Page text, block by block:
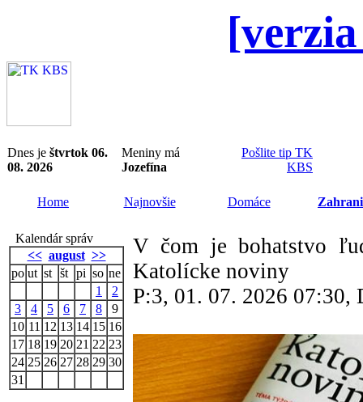
Dnes je štvrtok 06.
08. 2026
Meniny má
Jozefína
Pošlite tip TK
KBS
Home Najnovšie Domáce
Kalendár správ
<< august >>
po ut st št pi so ne
1
2
3
4 5 6 7 8
9
10 11 12 13 14 15 16
17 18 19 20 21 22 23
24 25 26 27 28 29 30
31
V čom je bohatstvo
Katolícke noviny
P:3, 01. 07. 2026 07:30,